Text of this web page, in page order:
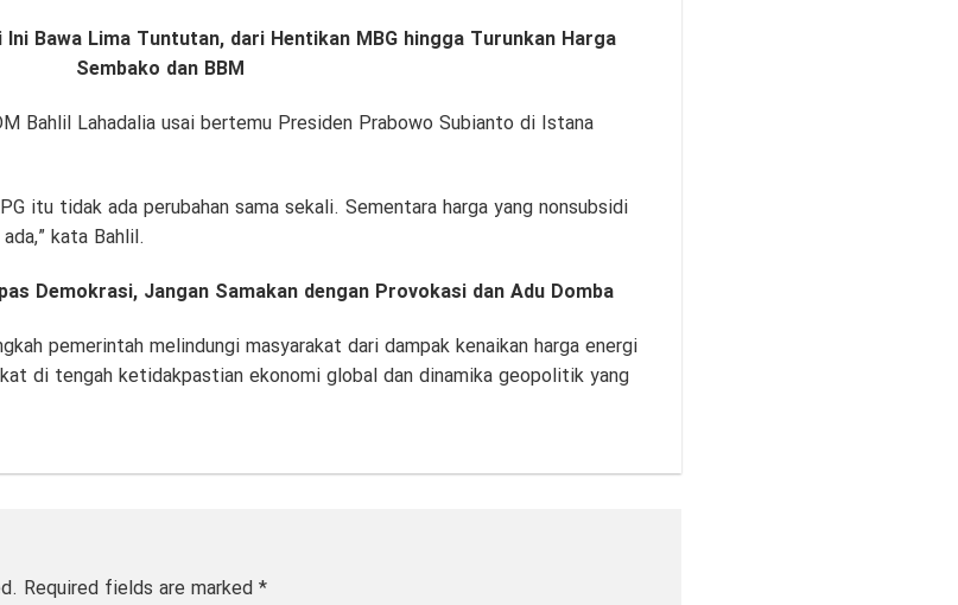
Bawa Lima Tuntutan, dari Hentikan MBG hingga Turunkan Harga
Sembako dan BBM
Bahlil Lahadalia usai bertemu Presiden Prabowo Subianto di Istana
itu tidak ada perubahan sama sekali. Sementara harga yang nonsubsidi
kata Bahlil.
Demokrasi, Jangan Samakan dengan Provokasi dan Adu Domba
pemerintah melindungi masyarakat dari dampak kenaikan harga energi
di tengah ketidakpastian ekonomi global dan dinamika geopolitik yang
Required fields are marked *